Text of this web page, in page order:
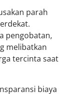
parah
pengobatan,
melibatkan
tercinta saat
biaya